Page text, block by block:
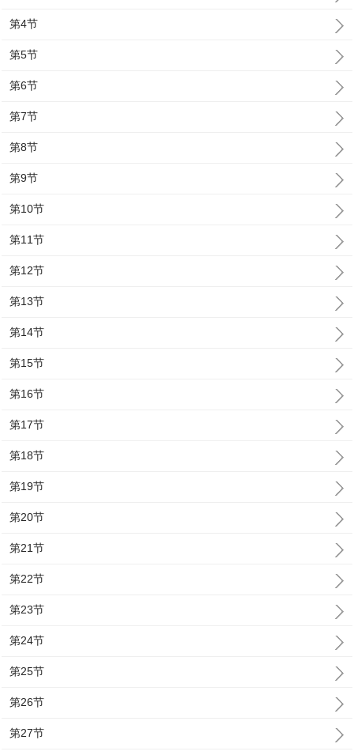
第4节
第5节
第6节
第7节
第8节
第9节
第10节
第11节
第12节
第13节
第14节
第15节
第16节
第17节
第18节
第19节
第20节
第21节
第22节
第23节
第24节
第25节
第26节
第27节